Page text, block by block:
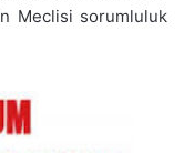
Meclisi sorumluluk